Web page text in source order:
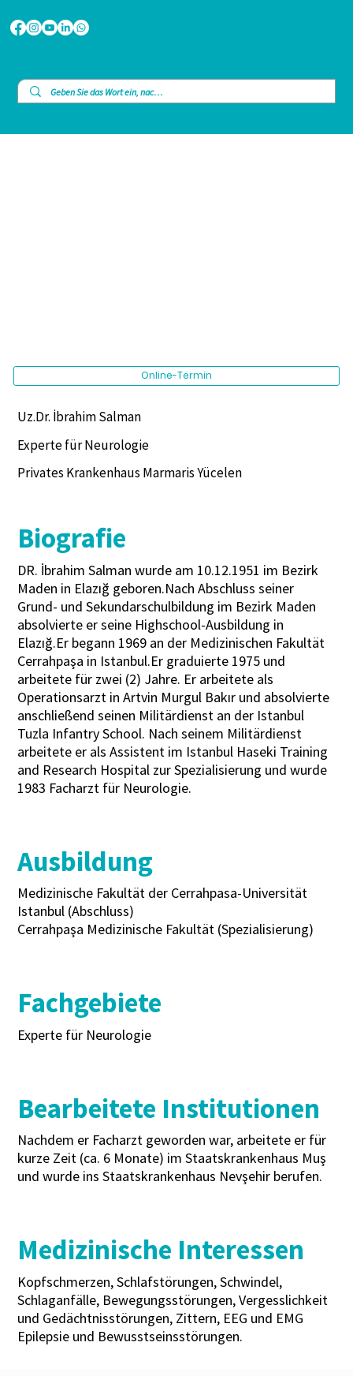
Uz.Dr. İbrahim Salman
Experte für Neurologie
Privates Krankenhaus Marmaris Yücelen
Biografie
DR. İbrahim Salman wurde am 10.12.1951 im Bezirk
Maden in Elazığ geboren.Nach Abschluss seiner
Grund- und Sekundarschulbildung im Bezirk Maden
absolvierte er seine Highschool-Ausbildung in
Elazığ.Er begann 1969 an der Medizinischen Fakultät
Cerrahpaşa in Istanbul.Er graduierte 1975 und
arbeitete für zwei (2) Jahre. Er arbeitete als
Operationsarzt in Artvin Murgul Bakır und absolvierte
anschließend seinen Militärdienst an der Istanbul
Tuzla Infantry School. Nach seinem Militärdienst
arbeitete er als Assistent im Istanbul Haseki Training
and Research Hospital zur Spezialisierung und wurde
1983 Facharzt für Neurologie.
Ausbildung
Medizinische Fakultät der Cerrahpasa-Universität
Istanbul (Abschluss)
Cerrahpaşa Medizinische Fakultät (Spezialisierung)
Fachgebiete
Experte für Neurologie
Bearbeitete Institutionen
Nachdem er Facharzt geworden war, arbeitete er für
kurze Zeit (ca. 6 Monate) im Staatskrankenhaus Muş
und wurde ins Staatskrankenhaus Nevşehir berufen.
Medizinische Interessen
Kopfschmerzen, Schlafstörungen, Schwindel,
Schlaganfälle, Bewegungsstörungen, Vergesslichkeit
und Gedächtnisstörungen, Zittern, EEG und EMG
Epilepsie und Bewusstseinsstörungen.
Online-Termin